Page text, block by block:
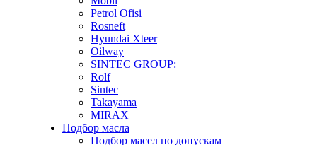
Petrol Ofisi
Rosneft
Hyundai Xteer
Oilway
SINTEC GROUP:
Rolf
Sintec
Takayama
MIRAX
Подбор масла
Подбор масел по допускам